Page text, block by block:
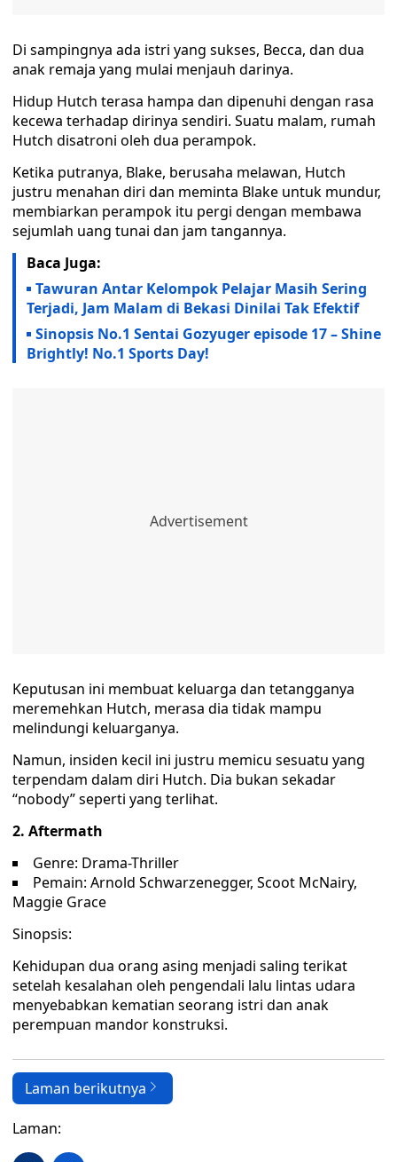
Di sampingnya ada istri yang sukses, Becca, dan dua
anak remaja yang mulai menjauh darinya.
Hidup Hutch terasa hampa dan dipenuhi dengan rasa
kecewa terhadap dirinya sendiri. Suatu malam, rumah
Hutch disatroni oleh dua perampok.
Ketika putranya, Blake, berusaha melawan, Hutch
justru menahan diri dan meminta Blake untuk mundur,
membiarkan perampok itu pergi dengan membawa
sejumlah uang tunai dan jam tangannya.
Baca Juga:
Tawuran Antar Kelompok Pelajar Masih Sering
Terjadi, Jam Malam di Bekasi Dinilai Tak Efektif
Sinopsis No.1 Sentai Gozyuger episode 17 – Shine
Brightly! No.1 Sports Day!
Keputusan ini membuat keluarga dan tetangganya
meremehkan Hutch, merasa dia tidak mampu
melindungi keluarganya.
Namun, insiden kecil ini justru memicu sesuatu yang
terpendam dalam diri Hutch. Dia bukan sekadar
“nobody” seperti yang terlihat.
2. Aftermath
Genre: Drama-Thriller
Pemain: Arnold Schwarzenegger, Scoot McNairy,
Maggie Grace
Sinopsis:
Kehidupan dua orang asing menjadi saling terikat
setelah kesalahan oleh pengendali lalu lintas udara
menyebabkan kematian seorang istri dan anak
perempuan mandor konstruksi.
Laman berikutnya
Laman: